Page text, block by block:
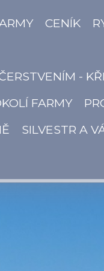
CENÍK
-
FARMY
SILVESTR A